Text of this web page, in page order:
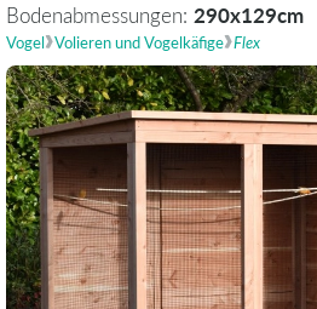
Bodenabmessungen: 290x129cm
Vogel Volieren und Vogelkäfige Flex